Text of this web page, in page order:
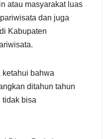
atau masyarakat luas
dan juga
Kabupaten
ketahui bahwa
ditahun tahun
tidak bisa